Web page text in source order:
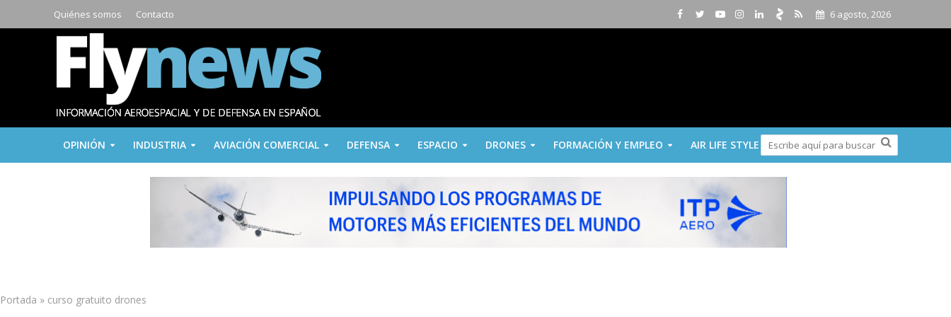
Quiénes somos Contacto 6 agosto, 2026
OPINIÓN INDUSTRIA AVIACIÓN COMERCIAL DEFENSA ESPACIO DRONES FORMACIÓN Y EMPLEO AIR LIFE STYLE
Portada » curso gratuito drones